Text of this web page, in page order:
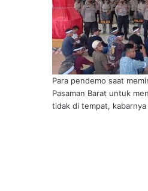
Para pendemo saat
Pasaman Barat untuk
tidak di tempat, kabarnya